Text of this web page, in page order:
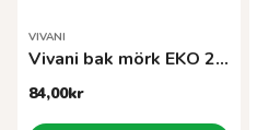
VIVANI
Vivani bak mörk EKO 200 g
84,00kr